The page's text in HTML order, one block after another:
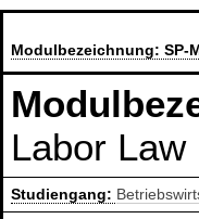
Modulbezeichnung:SP-
Labor Law
Studiengang: